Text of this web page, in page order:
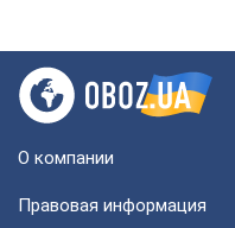
О компании
Правовая информация